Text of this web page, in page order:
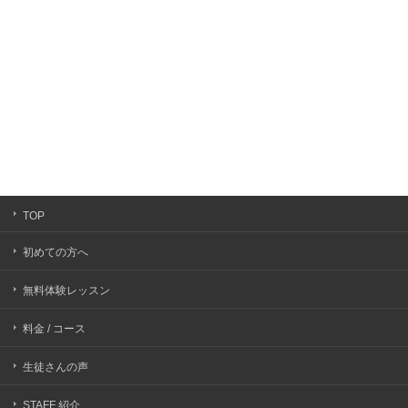
TOP
初めての方へ
無料体験レッスン
料金 / コース
生徒さんの声
STAFF 紹介